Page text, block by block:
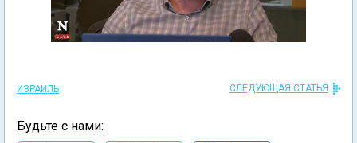
ИЗРАИЛЬ СЛЕДУЮЩАЯ СТАТЬЯ
Будьте с нами: